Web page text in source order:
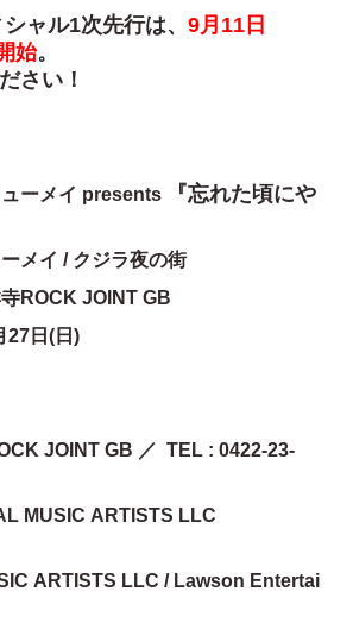
ャル1次先行は、 9月11日
始。
さい！
ーメイ presents
『忘れた頃にや
メイ / クジラ夜の街
ROCK JOINT GB
27日(日)
JOINT GB ／ TEL : 0422-23-
MUSIC ARTISTS LLC
ARTISTS LLC / Lawson Entertai